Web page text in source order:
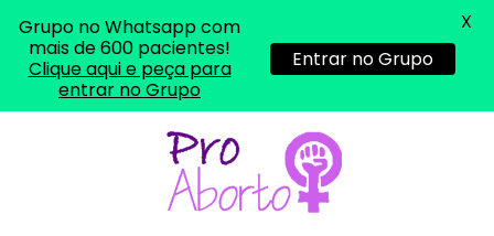
Grupo no Whatsapp com
mais de 600 pacientes!
Clique aqui e peça para
entrar no Grupo
Entrar no Grupo
X